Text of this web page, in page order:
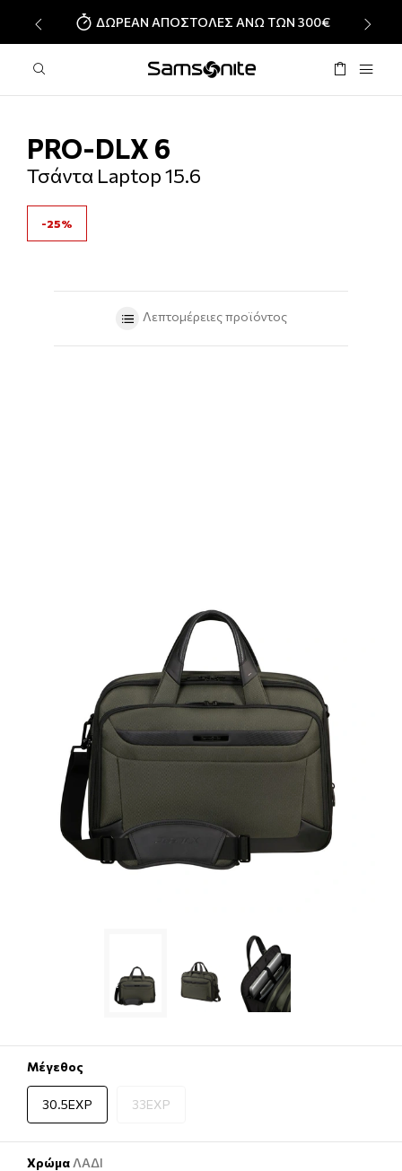
ΔΩΡΕΑΝ ΑΠΟΣΤΟΛΕΣ ΑΝΩ ΤΩΝ 300€
PRO-DLX 6
Τσάντα Laptop 15.6
-25%
Λεπτομέρειες προϊόντος
Μέγεθος
30.5EXP 33EXP
Χρώμα ΛΑΔΙ